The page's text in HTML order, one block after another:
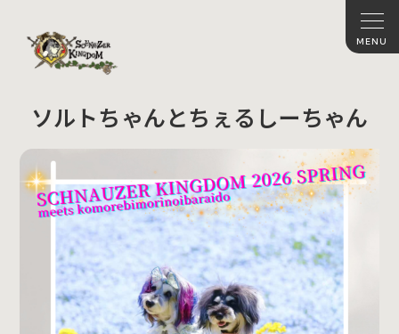
ソルトちゃんとちぇるしーちゃん